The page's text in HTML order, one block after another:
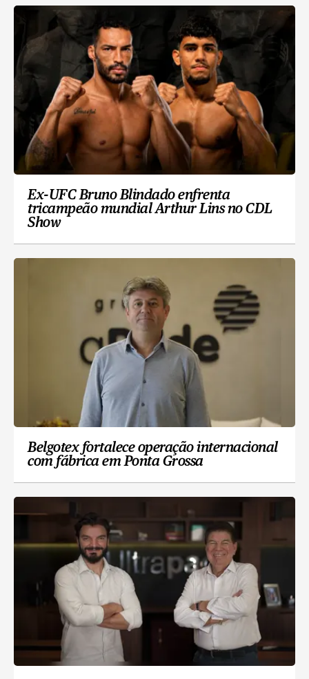
Ex-UFC Bruno Blindado enfrenta
tricampeão mundial Arthur Lins no CDL
Show
Belgotex fortalece operação internacional
com fábrica em Ponta Grossa